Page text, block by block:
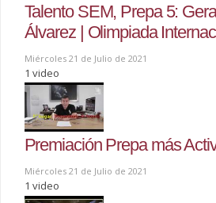
Talento SEM, Prepa 5:
Álvarez | Olimpiada
Miércoles 21 de Julio de 2021
1 video
Premiación Prepa más
Miércoles 21 de Julio de 2021
1 video